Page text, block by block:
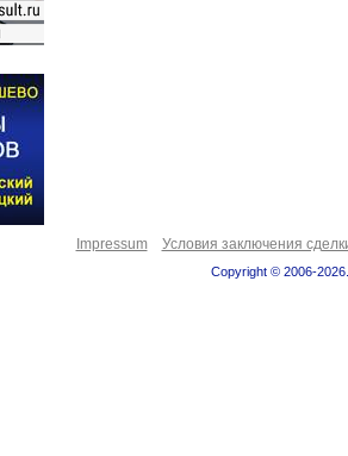
Impressum Условия заключения
Copyright © 2006-